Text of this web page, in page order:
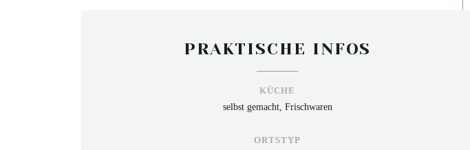
PRAKTISCHE INFOS
KÜCHE
selbst gemacht, Frischwaren
ORTSTYP